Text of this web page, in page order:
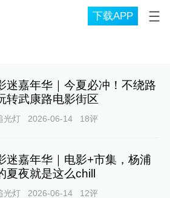
下载APP
迷嘉年华｜今夏必冲！不绕路
转武康路电影街区
光灯 2026-06-14 18评
迷嘉年华｜电影+市集，杨浦
夏夜就是这么chill
光灯 2026-06-14 12评